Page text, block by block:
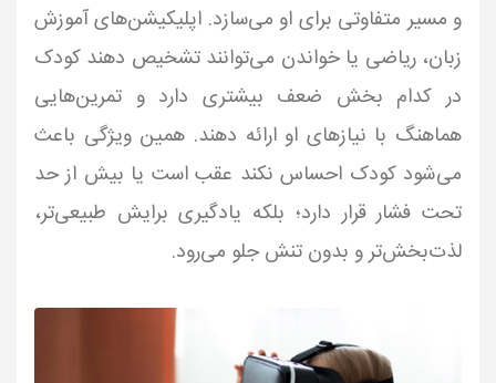
و مسیر متفاوتی برای او می‌سازد. اپلیکیشن‌های آموزش
زبان، ریاضی یا خواندن می‌توانند تشخیص دهند کودک
در کدام بخش ضعف بیشتری دارد و تمرین‌هایی
هماهنگ با نیازهای او ارائه دهند. همین ویژگی باعث
می‌شود کودک احساس نکند عقب است یا بیش از حد
تحت فشار قرار دارد؛ بلکه یادگیری برایش طبیعی‌تر،
لذت‌بخش‌تر و بدون تنش جلو می‌رود.